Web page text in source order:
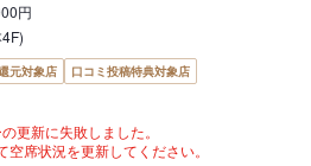
円
元対象店 口コミ投稿特典対象店
更新に失敗しました。
席状況を更新してください。